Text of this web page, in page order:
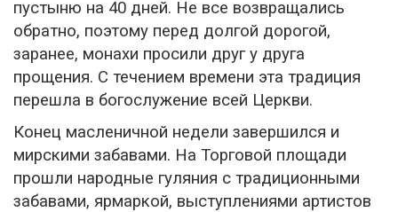
пустыню на 40 дней. Не все возвращались
обратно, поэтому перед долгой дорогой,
заранее, монахи просили друг у друга
прощения. С течением времени эта традиция
перешла в богослужение всей Церкви.
Конец масленичной недели завершился и
мирскими забавами. На Торговой площади
прошли народные гуляния с традиционными
забавами, ярмаркой, выступлениями артистов